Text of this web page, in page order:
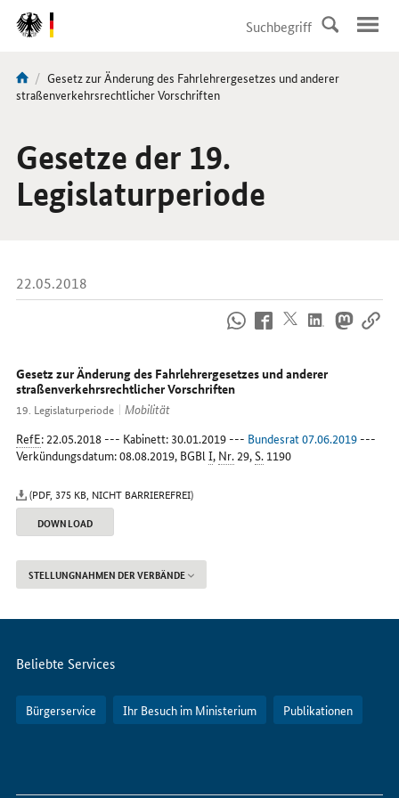
DirektZu:
Navigation
Sie
sind
Aktuelle
Seite:
Gesetz zur Änderung des Fahrlehrergesetzes und anderer
straßenverkehrsrechtlicher Vorschriften
Gesetze der 19.
Legislaturperiode
22.05.2018
uns
im
Internet
Gesetz zur Änderung des Fahrlehrergesetzes und anderer
straßenverkehrsrechtlicher Vorschriften
19. Legislaturperiode
Mobilität
RefE: 22.05.2018 --- Kabinett: 30.01.2019 --- Bundesrat 07.06.2019---
Verkündungsdatum: 08.08.2019, BGBl I, Nr.29,S.1190
(PDF, 375 KB, NICHT BARRIEREFREI)
DOWNLOAD
STELLUNGNAHMEN DER VERBÄNDE
Servicemenü
Beliebte Services
Bürgerservice Ihr Besuch im Ministerium Publikationen